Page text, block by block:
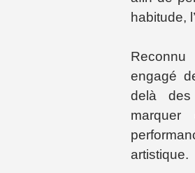
habitude,
engagé
delà
artistique.